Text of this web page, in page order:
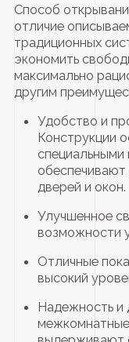
Способ
отличие
традиционных
экономить
максимально
другим
Удобство и
Конструкции
специальными
обеспечивают
дверей и окон.
Улучшенное
возможности
Отличные
высокий
Надежность и